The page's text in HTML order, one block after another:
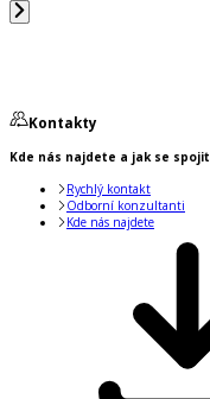
Kontakty
Kde nás najdete a jak se spojit
Rychlý kontakt
Odborní konzultanti
Kde nás najdete